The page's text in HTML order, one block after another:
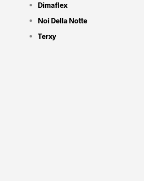
Dimaflex
Noi Della Notte
Terxy